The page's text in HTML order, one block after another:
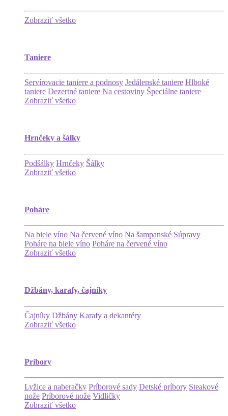
Zobraziť všetko
Taniere
Servírovacie taniere a podnosy Jedálenské taniere Hlboké
taniere Dezertné taniere Na cestoviny Špeciálne taniere
Zobraziť všetko
Hrnčeky a šálky
Podšálky Hrnčeky Šálky
Zobraziť všetko
Poháre
Na biele víno Na červené víno Na šampanské Súpravy
Poháre na biele víno Poháre na červené víno
Zobraziť všetko
Džbány, karafy, čajníky
Čajníky Džbány Karafy a dekantéry
Zobraziť všetko
Príbory
Lyžice a naberačky Príborové sady Detské príbory Steakové
nože Príborové nože Vidličky
Zobraziť všetko